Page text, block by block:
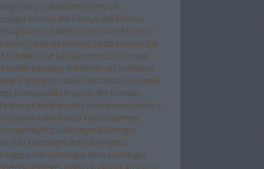
könnyű elkészíteni könnyű és
könnyű étel könnyü étel könnyű
könnyű halétel könnyű köret könnyű
könnyű piskóta könnyű saláta könnyű sült
köretek köret kacsacombhoz koriander
körtés sütemény krémfehér sajt krémleves
krémsajtos csirke krémsajtos pulykamell
krumplisaláta krumplis étel krumplis
krumpli köret krumpli másképpen kukorica
kukoricaliszt kukoricapehely
különleges különleges
különleges étel különleges íz
köret különleges leves különleges